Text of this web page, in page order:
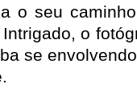
o seu
o
se